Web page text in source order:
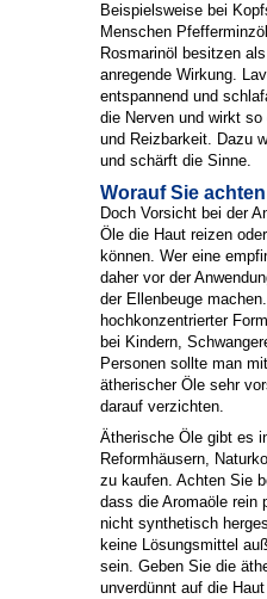
Beispielsweise bei
Menschen
Rosmarinöl besitzen
anregende Wirkung.
entspannend und
die Nerven und wirkt
und Reizbarkeit. Dazu
und schärft die Sinne.
Worauf Sie
Doch Vorsicht bei der
Öle die Haut reizen
können. Wer eine
daher vor der
der Ellenbeuge
hochkonzentrierter
bei Kindern,
Personen sollte man
ätherischer Öle sehr
darauf verzichten.
Ätherische Öle gibt es
Reformhäusern,
zu kaufen. Achten Sie
dass die Aromaöle rein
nicht synthetisch
keine Lösungsmittel
sein. Geben Sie die
unverdünnt auf die